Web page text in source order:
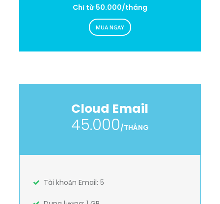
Chỉ từ 50.000/tháng
MUA NGAY
Cloud Email
45.000/THÁNG
Tài khoản Email: 5